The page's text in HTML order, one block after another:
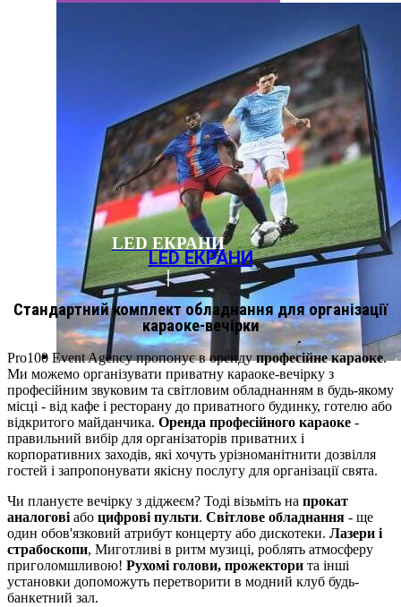
LED ЕКРАНИ
LED ЕКРАНИ
Стандартний комплект обладнання для організації
караоке-вечірки
Pro100 Event Agency пропонує в орендупрофесійне караоке.
Ми можемо організувати приватну караоке-вечірку з
професійним звуковим та світловим обладнанням в будь-якому
місці - від кафе і ресторану до приватного будинку, готелю або
відкритого майданчика. Оренда професійного караоке -
правильний вибір для організаторів приватних і
корпоративних заходів, які хочуть урізноманітнити дозвілля
гостей і запропонувати якісну послугу для організації свята.
Чи плануєте вечірку з діджеєм? Тоді візьміть на прокат
аналогові або цифрові пульти. Світлове обладнання - ще
один обов'язковий атрибут концерту або дискотеки. Лазери і
страбоскопи, Миготливі в ритм музиці, роблять атмосферу
приголомшливою! Рухомі голови, прожектори та інші
установки допоможуть перетворити в модний клуб будь-
банкетний зал.